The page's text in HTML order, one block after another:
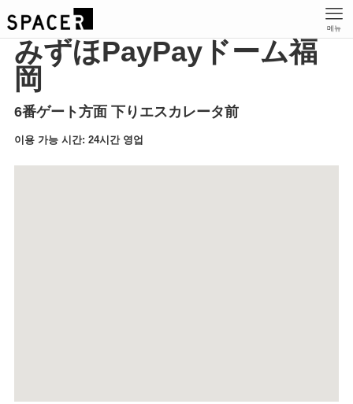
메뉴
みずほPayPayドーム福
岡
6番ゲート方面 下りエスカレータ前
이용 가능 시간: 24시간 영업